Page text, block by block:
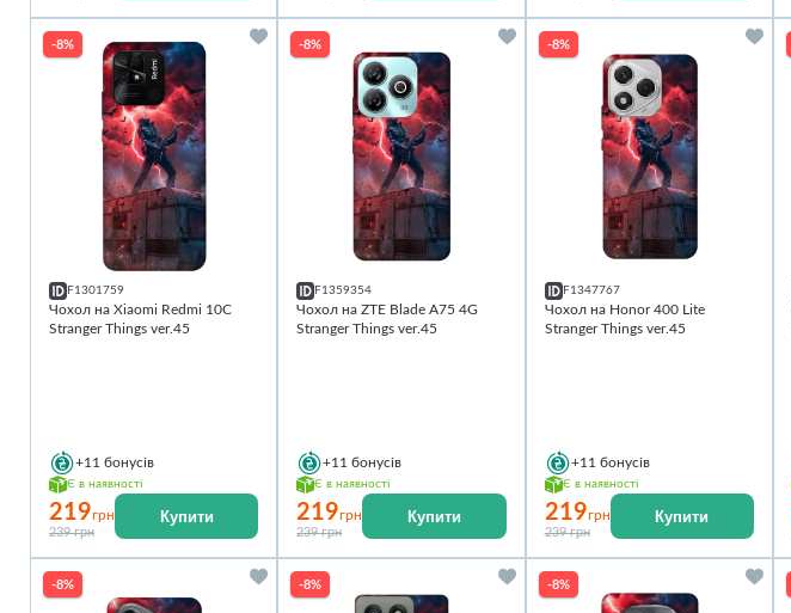
-8%
F1301759
Чохол на Xiaomi Redmi 10C
Stranger Things ver.45
+11 бонусів
Є в наявності
219грн
239 грн
Купити
-8%
F1359354
Чохол на ZTE Blade A75 4G
Stranger Things ver.45
+11 бонусів
Є в наявності
219грн
239 грн
Купити
-8%
F1347767
Чохол на Honor 400 Lite
Stranger Things ver.45
+11 бонусів
Є в наявності
219грн
239 грн
Купити
-8% -8% -8%